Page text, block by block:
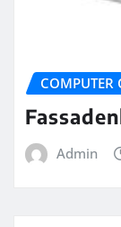
COMPUTER
Admin